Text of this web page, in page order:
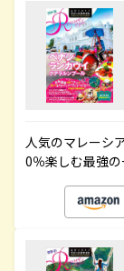
人気のマレーシ
0％楽しむ最強